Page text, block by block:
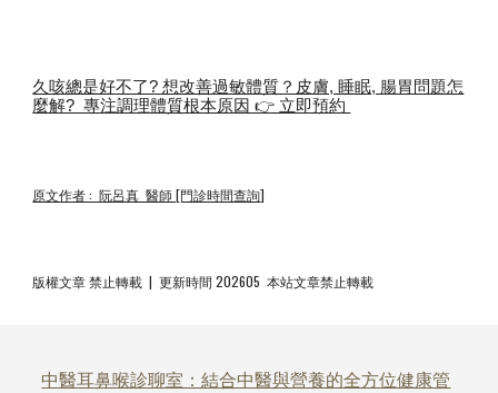
久咳總是好不了? 想改善過敏體質？皮膚, 睡眠, 腸胃問題怎
麼解? 專注調理體質根本原因 👉 立即預約
原文作者 : 阮呂真 醫師 [門診時間查詢]
版權文章 禁止轉載 | 更新時間 202605 本站文章禁止轉載
中醫耳鼻喉診聊室：結合中醫與營養的全方位健康管